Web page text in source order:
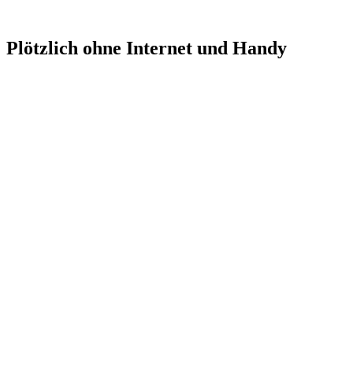
Plötzlich ohne Internet und Handy